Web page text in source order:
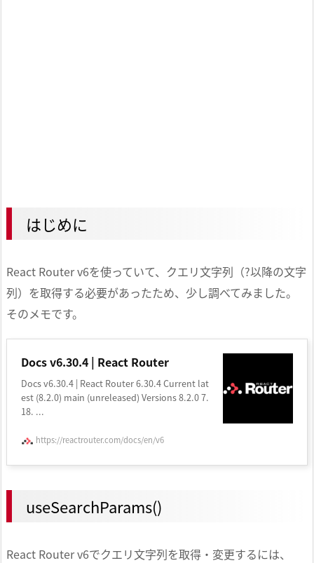
はじめに
React Router v6を使っていて、クエリ文字列（?以降の文字
列）を取得する必要があったため、少し調べてみました。
そのメモです。
Docs v6.30.4 | React Router
Docs v6.30.4 | React Router 6.30.4 Current lat
est (8.2.0) main (unreleased) Versions 8.2.0 7.
18. ...
https://reactrouter.com/docs/en/v6
useSearchParams()
React Router v6でクエリ文字列を取得・変更するには、